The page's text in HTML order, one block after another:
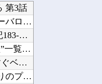
第3話
【デレマス】 仮面ライダーバロンＰ第２話「蒼翼の乙女」
やる夫のダンジョン運営記183-雑談所ネタ118 懺悔小ネタ「創刻のファイアホイ...
【日向坂46】 歴代の“点数”一覧、更新される
【速報】 乃木坂5期生、すぐベロを「こう」やってシてしまうｗｗｗｗｗｗ
小津玲奈 「すごく久しぶりのプールでした」【乃木坂46】